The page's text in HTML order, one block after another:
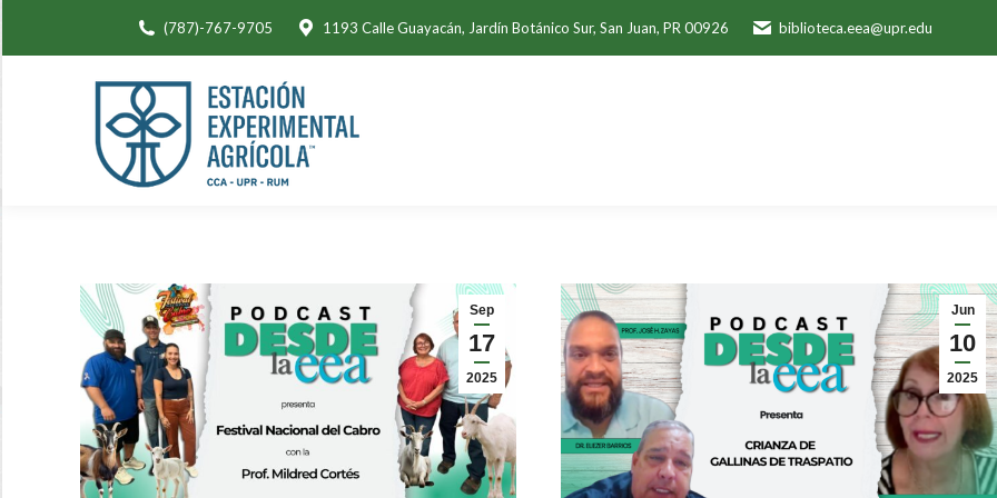
(787)-767-9705 1193 Calle Guayacán, Jardín Botánico Sur, San Juan, PR 00926 biblioteca.eea@upr.edu
Sep
17
2025
Jun
10
2025